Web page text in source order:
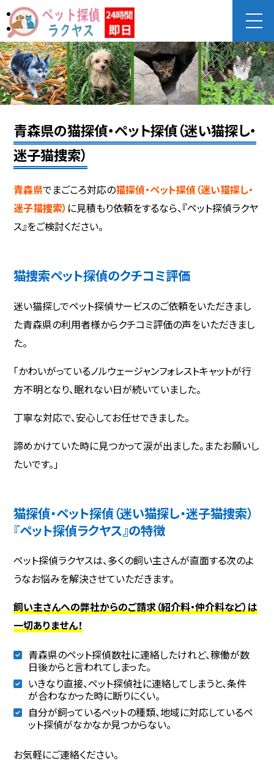
青森県の猫探偵・ペット探偵（迷い猫探し・
迷子猫捜索）
青森県でまごころ対応の猫探偵・ペット探偵（迷い猫探し・
迷子猫捜索） に見積もり依頼をするなら、『ペット探偵ラクヤ
ス』をご検討ください。
猫捜索ペット探偵のクチコミ評価
迷い猫探しでペット探偵サービスのご依頼をいただきまし
た青森県の利用者様からクチコミ評価の声をいただきまし
た。
「かわいがっているノルウェージャンフォレストキャットが行
方不明となり、眠れない日が続いていました。
丁寧な対応で、安心してお任せできました。
諦めかけていた時に見つかって涙が出ました。またお願いし
たいです。」
猫探偵・ペット探偵（迷い猫探し・迷子猫捜索）
『ペット探偵ラクヤス』の特徴
ペット探偵ラクヤスは、多くの飼い主さんが直面する次のよ
うなお悩みを解決させていただきます。
飼い主さんへの弊社からのご請求（紹介料・仲介料など）は
一切ありません！
青森県のペット探偵数社に連絡したけれど、稼働が数
日後からと言われてしまった。
いきなり直接、ペット探偵社に連絡してしまうと、条件
が合わなかった時に断りにくい。
自分が飼っているペットの種類、地域に対応しているペ
ット探偵がなかなか見つからない。
お気軽にご連絡ください。